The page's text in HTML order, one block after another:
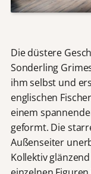
Die düstere
Sonderling
ihm selbst und
englischen
einem
geformt. Die
Außenseiter
Kollektiv